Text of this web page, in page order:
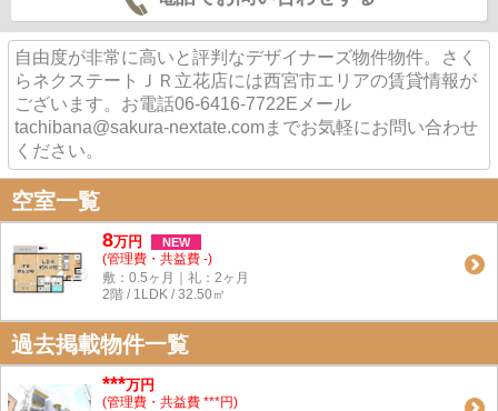
自由度が非常に高いと評判なデザイナーズ物件物件。さく
らネクステートＪＲ立花店には西宮市エリアの賃貸情報が
ございます。お電話06-6416-7722Eメール
tachibana@sakura-nextate.comまでお気軽にお問い合わせ
ください。
空室一覧
8万円 NEW
(管理費・共益費 -)
敷：0.5ヶ月｜礼：2ヶ月
2階 / 1LDK / 32.50㎡
過去掲載物件一覧
***万円
(管理費・共益費 ***円)